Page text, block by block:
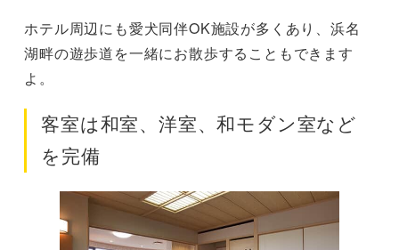
ホテル周辺にも愛犬同伴OK施設が多くあり、浜名
湖畔の遊歩道を一緒にお散歩することもできます
よ。
客室は和室、洋室、和モダン室など
を完備